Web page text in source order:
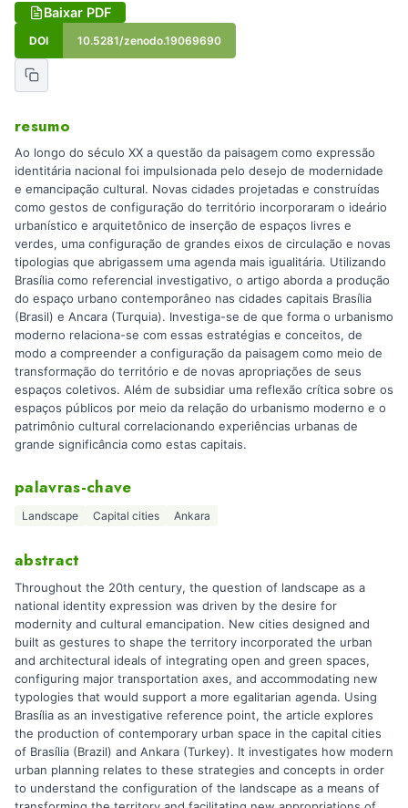
Baixar PDF
DOI 10.5281/zenodo.19069690
resumo
Ao longo do século XX a questão da paisagem como expressão
identitária nacional foi impulsionada pelo desejo de modernidade
e emancipação cultural. Novas cidades projetadas e construídas
como gestos de configuração do território incorporaram o ideário
urbanístico e arquitetônico de inserção de espaços livres e
verdes, uma configuração de grandes eixos de circulação e novas
tipologias que abrigassem uma agenda mais igualitária. Utilizando
Brasília como referencial investigativo, o artigo aborda a produção
do espaço urbano contemporâneo nas cidades capitais Brasília
(Brasil) e Ancara (Turquia). Investiga-se de que forma o urbanismo
moderno relaciona-se com essas estratégias e conceitos, de
modo a compreender a configuração da paisagem como meio de
transformação do território e de novas apropriações de seus
espaços coletivos. Além de subsidiar uma reflexão crítica sobre os
espaços públicos por meio da relação do urbanismo moderno e o
patrimônio cultural correlacionando experiências urbanas de
grande significância como estas capitais.
palavras-chave
Landscape Capital cities Ankara
abstract
Throughout the 20th century, the question of landscape as a
national identity expression was driven by the desire for
modernity and cultural emancipation. New cities designed and
built as gestures to shape the territory incorporated the urban
and architectural ideals of integrating open and green spaces,
configuring major transportation axes, and accommodating new
typologies that would support a more egalitarian agenda. Using
Brasília as an investigative reference point, the article explores
the production of contemporary urban space in the capital cities
of Brasília (Brazil) and Ankara (Turkey). It investigates how modern
urban planning relates to these strategies and concepts in order
to understand the configuration of the landscape as a means of